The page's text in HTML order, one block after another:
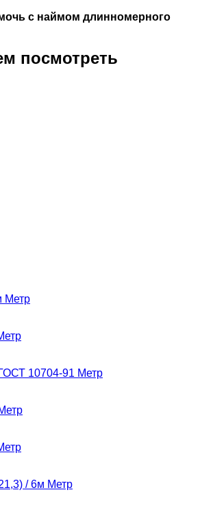
с наймом длинномерного
посмотреть
Метр
10704-91 Метр
/ 6м Метр